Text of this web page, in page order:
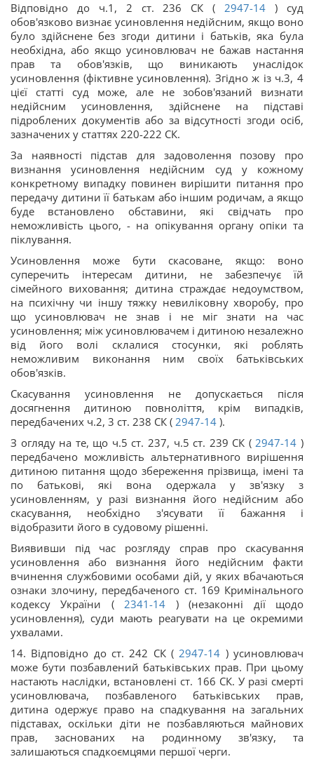
Відповідно до ч.1, 2 ст. 236 СК (2947-14 ) суд
обов'язково визнає усиновлення недійсним, якщо воно
було здійснене без згоди дитини і батьків, яка була
необхідна, або якщо усиновлювач не бажав настання
прав та обов'язків, що виникають унаслідок
усиновлення (фіктивне усиновлення). Згідно ж із ч.3, 4
цієї статті суд може, але не зобов'язаний визнати
недійсним усиновлення, здійснене на підставі
підроблених документів або за відсутності згоди осіб,
зазначених у статтях 220-222 СК.
За наявності підстав для задоволення позову про
визнання усиновлення недійсним суд у кожному
конкретному випадку повинен вирішити питання про
передачу дитини її батькам або іншим родичам, а якщо
буде встановлено обставини, які свідчать про
неможливість цього, - на опікування органу опіки та
піклування.
Усиновлення може бути скасоване, якщо: воно
суперечить інтересам дитини, не забезпечує їй
сімейного виховання; дитина страждає недоумством,
на психічну чи іншу тяжку невиліковну хворобу, про
що усиновлювач не знав і не міг знати на час
усиновлення; між усиновлювачем і дитиною незалежно
від його волі склалися стосунки, які роблять
неможливим виконання ним своїх батьківських
обов'язків.
Скасування усиновлення не допускається після
досягнення дитиною повноліття, крім випадків,
передбачених ч.2, 3 ст. 238 СК ( 2947-14 ).
З огляду на те, що ч.5 ст. 237, ч.5 ст. 239 СК (2947-14 )
передбачено можливість альтернативного вирішення
дитиною питання щодо збереження прізвища, імені та
по батькові, які вона одержала у зв'язку з
усиновленням, у разі визнання його недійсним або
скасування, необхідно з'ясувати її бажання і
відобразити його в судовому рішенні.
Виявивши під час розгляду справ про скасування
усиновлення або визнання його недійсним факти
вчинення службовими особами дій, у яких вбачаються
ознаки злочину, передбаченого ст. 169 Кримінального
кодексу України (2341-14 ) (незаконні дії щодо
усиновлення), суди мають реагувати на це окремими
ухвалами.
14. Відповідно до ст. 242 СК (2947-14 ) усиновлювач
може бути позбавлений батьківських прав. При цьому
настають наслідки, встановлені ст. 166 СК. У разі смерті
усиновлювача, позбавленого батьківських прав,
дитина одержує право на спадкування на загальних
підставах, оскільки діти не позбавляються майнових
прав, заснованих на родинному зв'язку, та
залишаються спадкоємцями першої черги.